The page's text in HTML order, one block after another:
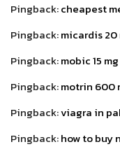
Pingback:cheapest
Pingback:micardis
Pingback:mobic 15
Pingback:motrin 600
Pingback:viagra in
Pingback:how to buy